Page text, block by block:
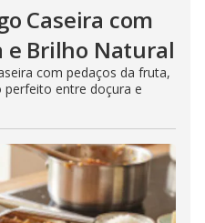
Caseira com
e Brilho Natural
com pedaços da fruta,
perfeito entre doçura e